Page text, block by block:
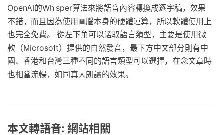
OpenAI的Whisper算法來將語音內容轉換成逐字稿，效果
不錯，而且因為使用電腦本身的硬體運算，所以軟體使用上
也完全免費。 從左下角可以選取語言類型，主要是使用微
軟（Microsoft）提供的自然發音，最下方中文部分則有中
國、香港和台灣三種不同的語言類型可以選擇，在念文章時
也相當流暢，如同真人朗讀的效果。
本文轉語音: 網站相關